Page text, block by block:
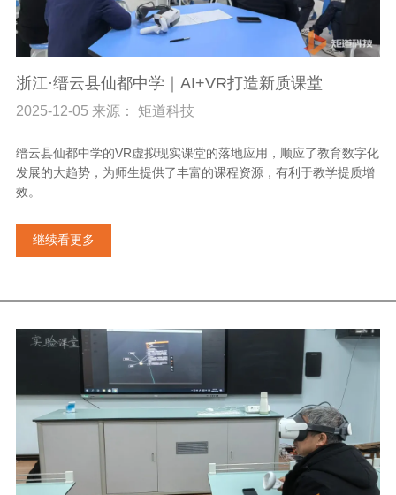
浙江·缙云县仙都中学｜AI+VR打造新质课堂
2025-12-05 来源： 矩道科技
缙云县仙都中学的VR虚拟现实课堂的落地应用，顺应了教育数字化
发展的大趋势，为师生提供了丰富的课程资源，有利于教学提质增
效。
继续看更多